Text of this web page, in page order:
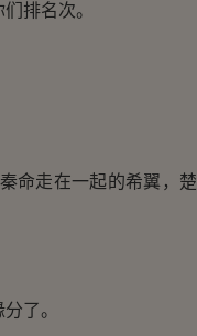
排名次。
命走在一起的希翼，楚
了。